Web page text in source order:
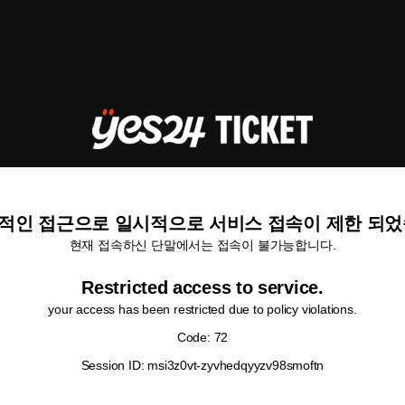
인 접근으로 일시적으로 서비스 접속이 제한 되
현재 접속하신 단말에서는 접속이 불가능합니다.
Restricted access to service.
your access has been restricted due to policy violations.
Code: 72
Session ID: msi3z0vt-zyvhedqyyzv98smoftn